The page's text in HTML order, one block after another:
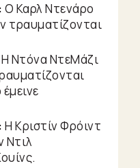
Ο Καρλ Ντενάρο
τραυματίζονται
Η Ντόνα ΝτεΜάζι
Η Κριστίν Φρόιντ
Ντιλ